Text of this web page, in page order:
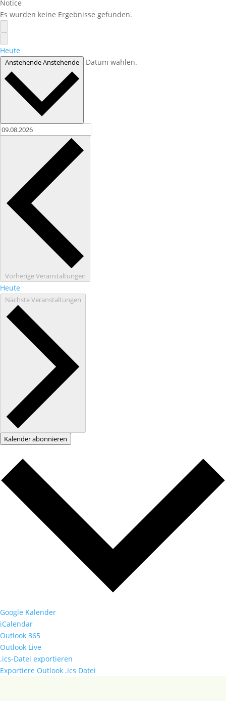
Notice
Es wurden keine Ergebnisse gefunden.
Heute
AnstehendeAnstehende Datum wählen.
VorherigeVeranstaltungen
Heute
NächsteVeranstaltungen
Kalender abonnieren
Google Kalender
iCalendar
Outlook 365
Outlook Live
.ics-Datei exportieren
Exportiere Outlook .ics Datei